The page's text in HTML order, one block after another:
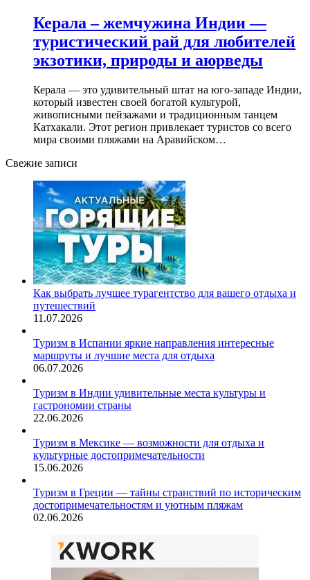
Керала – жемчужина Индии —
туристический рай для любителей
экзотики, природы и аюрведы
Керала — это удивительный штат на юго-западе Индии,
который известен своей богатой культурой,
живописными пейзажами и традиционным танцем
Катхакали. Этот регион привлекает туристов со всего
мира своими пляжами на Аравийском…
Свежие записи
Как выбрать лучшее турагентство для вашего отдыха и
путешествий
11.07.2026
Туризм в Испании яркие направления интересные
маршруты и лучшие места для отдыха
06.07.2026
Туризм в Индии удивительные места культуры и
гастрономии страны
22.06.2026
Туризм в Мексике — возможности для отдыха и
культурные достопримечательности
15.06.2026
Туризм в Греции — тайны странствий по историческим
достопримечательностям и уютным пляжам
02.06.2026